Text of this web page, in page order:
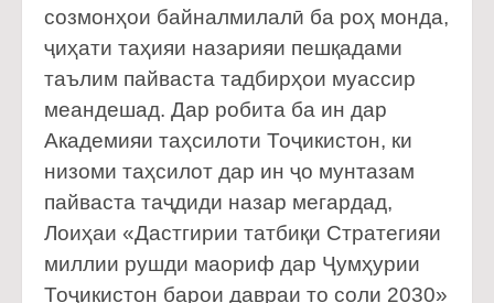
созмонҳои байналмилалӣ ба роҳ монда,
ҷиҳати таҳияи назарияи пешқадами
таълим пайваста тадбирҳои муассир
меандешад. Дар робита ба ин дар
Академияи таҳсилоти Тоҷикистон, ки
низоми таҳсилот дар ин ҷо мунтазам
пайваста таҷдиди назар мегардад,
Лоиҳаи «Дастгирии татбиқи Стратегияи
миллии рушди маориф дар Ҷумҳурии
Тоҷикистон барои давраи то соли 2030»